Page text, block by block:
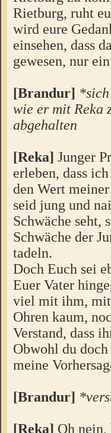
Rietburg, ruht
wird eure
einsehen, dass
gewesen, nur
[Brandur]
wie er mit Reka
abgehalten
[Reka] Junger
erleben, dass
den Wert
seid jung und
Schwäche seht,
Schwäche der
tadeln.
Doch Euch sei
Euer Vater
viel mit ihm, mit
Ohren kaum,
Verstand, dass
Obwohl du
meine
[Brandur]
[Reka] Oh